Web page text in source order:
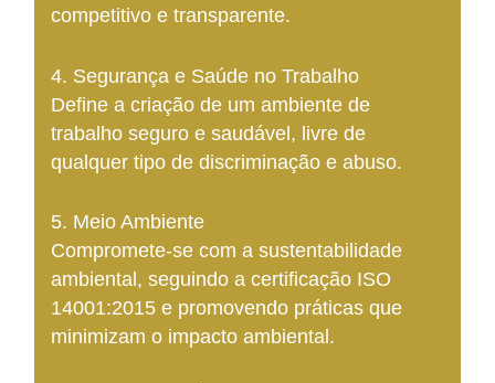
competitivo e transparente.
4. Segurança e Saúde no Trabalho
Define a criação de um ambiente de
trabalho seguro e saudável, livre de
qualquer tipo de discriminação e abuso.
5. Meio Ambiente
Compromete-se com a sustentabilidade
ambiental, seguindo a certificação ISO
14001:2015 e promovendo práticas que
minimizam o impacto ambiental.